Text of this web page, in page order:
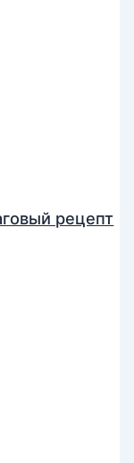
рецепт